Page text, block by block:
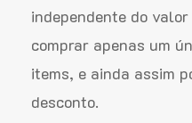
independente do
comprar apenas um
items, e ainda assim
desconto.